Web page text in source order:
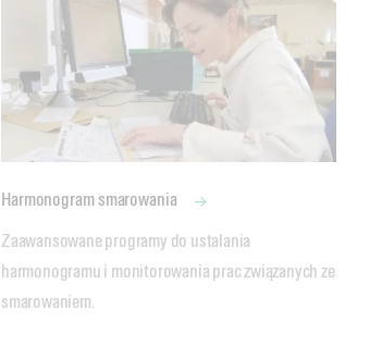
Harmonogram smarowania
Zaawansowane programy do ustalania
harmonogramu i monitorowania prac związanych ze
smarowaniem.